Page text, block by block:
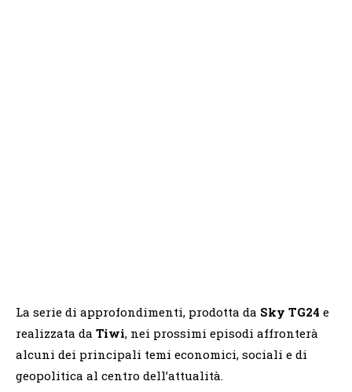
La serie di approfondimenti, prodotta da Sky TG24 e
realizzata da Tiwi, nei prossimi episodi affronterà
alcuni dei principali temi economici, sociali e di
geopolitica al centro dell’attualità.